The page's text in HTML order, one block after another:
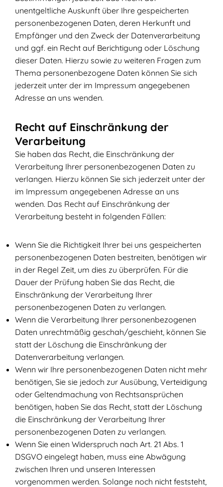
unentgeltliche Auskunft über Ihre gespeicherten
personenbezogenen Daten, deren Herkunft und
Empfänger und den Zweck der Datenverarbeitung
und ggf. ein Recht auf Berichtigung oder Löschung
dieser Daten. Hierzu sowie zu weiteren Fragen zum
Thema personenbezogene Daten können Sie sich
jederzeit unter der im Impressum angegebenen
Adresse an uns wenden.
Recht auf Einschränkung der
Verarbeitung
Sie haben das Recht, die Einschränkung der
Verarbeitung Ihrer personenbezogenen Daten zu
verlangen. Hierzu können Sie sich jederzeit unter der
im Impressum angegebenen Adresse an uns
wenden. Das Recht auf Einschränkung der
Verarbeitung besteht in folgenden Fällen:
Wenn Sie die Richtigkeit Ihrer bei uns gespeicherten
personenbezogenen Daten bestreiten, benötigen wir
in der Regel Zeit, um dies zu überprüfen. Für die
Dauer der Prüfung haben Sie das Recht, die
Einschränkung der Verarbeitung Ihrer
personenbezogenen Daten zu verlangen.
Wenn die Verarbeitung Ihrer personenbezogenen
Daten unrechtmäßig geschah/geschieht, können Sie
statt der Löschung die Einschränkung der
Datenverarbeitung verlangen.
Wenn wir Ihre personenbezogenen Daten nicht mehr
benötigen, Sie sie jedoch zur Ausübung, Verteidigung
oder Geltendmachung von Rechtsansprüchen
benötigen, haben Sie das Recht, statt der Löschung
die Einschränkung der Verarbeitung Ihrer
personenbezogenen Daten zu verlangen.
Wenn Sie einen Widerspruch nach Art. 21 Abs. 1
DSGVO eingelegt haben, muss eine Abwägung
zwischen Ihren und unseren Interessen
vorgenommen werden. Solange noch nicht feststeht,